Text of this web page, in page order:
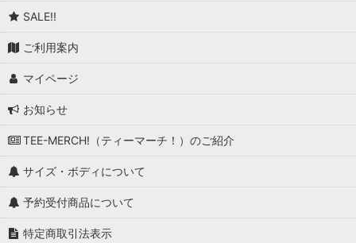
Talking Heads
Tank
Tears For Fears
Television
Terrorizer
SALE!!
ご利用案内
マイページ
お知らせ
TEE-MERCH!（ティーマーチ！）のご紹介
サイズ・ボディについて
予約受付商品について
特定商取引法表示